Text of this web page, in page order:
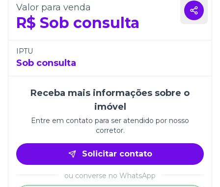
apartamento uma excelente opção para quem
busca sofisticação e conforto em Itapema.
Valor para venda
R$ Sob consulta
IPTU
Sob consulta
Receba mais informações sobre o
imóvel
Entre em contato para ser atendido por nosso
corretor.
Solicitar contato
ou converse no WhatsApp